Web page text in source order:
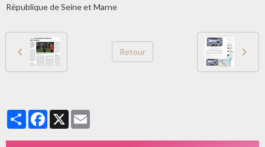
République de Seine et Marne
Retour
PartagerFacebook
X